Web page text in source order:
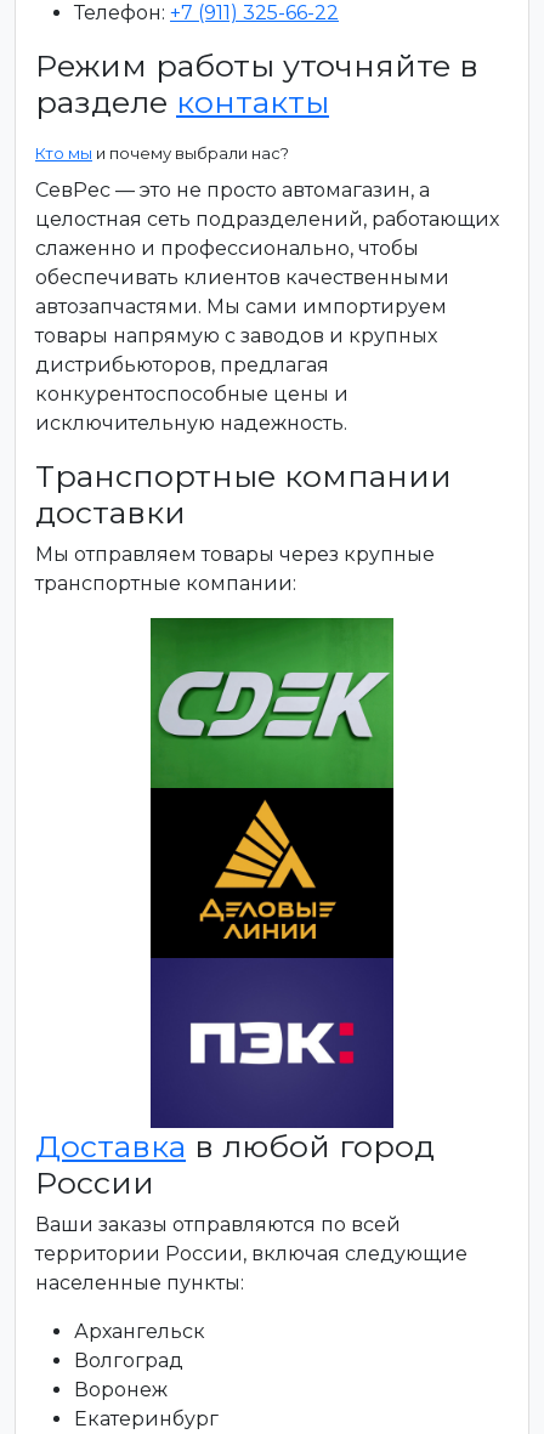
Телефон: +7 (911) 325-66-22
Режим работы уточняйте в
разделе контакты
Кто мы и почему выбрали нас?
СевРес — это не просто автомагазин, а
целостная сеть подразделений, работающих
слаженно и профессионально, чтобы
обеспечивать клиентов качественными
автозапчастями. Мы сами импортируем
товары напрямую с заводов и крупных
дистрибьюторов, предлагая
конкурентоспособные цены и
исключительную надежность.
Транспортные компании
доставки
Мы отправляем товары через крупные
транспортные компании:
Доставка в любой город
России
Ваши заказы отправляются по всей
территории России, включая следующие
населенные пункты:
Архангельск
Волгоград
Воронеж
Екатеринбург